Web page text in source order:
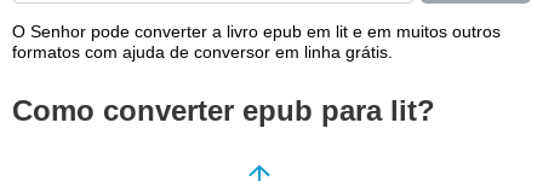
O Senhor pode converter a livro epub em lit e em muitos outros
formatos com ajuda de conversor em linha grátis.
Como converter epub para lit?